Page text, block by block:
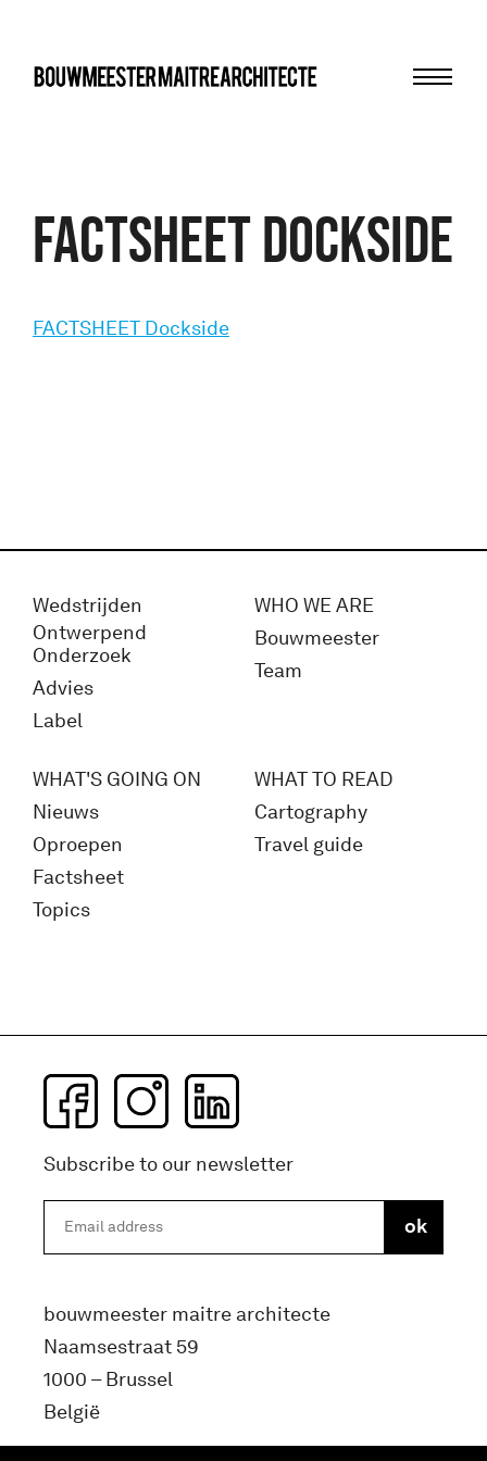
FACTSHEET Dockside
FACTSHEET Dockside
Wedstrijden
Ontwerpend
Onderzoek
Advies
Label
WHO WE ARE
Bouwmeester
Team
WHAT'S GOING ON
Nieuws
Oproepen
Factsheet
Topics
WHAT TO READ
Cartography
Travel guide
Subscribe to our newsletter
bouwmeester maitre architecte
Naamsestraat 59
1000 – Brussel
België